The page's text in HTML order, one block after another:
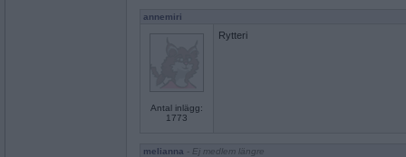
annemiri
Antal inlägg:
1773
Rytteri
melianna - Ej medlem längre